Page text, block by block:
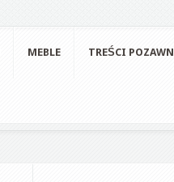
MEBLE TREŚCI